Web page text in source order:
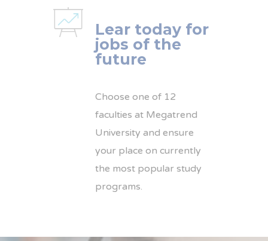
Lear today for
jobs of the
future
Choose one of 12
faculties at Megatrend
University and ensure
your place on currently
the most popular study
programs.